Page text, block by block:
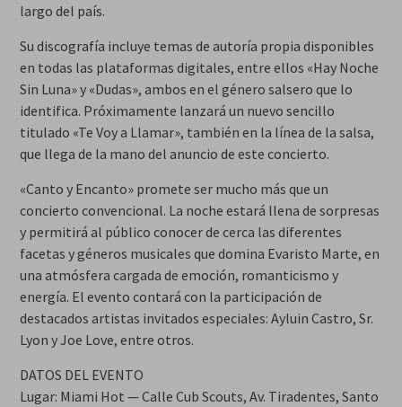
largo del país.
Su discografía incluye temas de autoría propia disponibles
en todas las plataformas digitales, entre ellos «Hay Noche
Sin Luna» y «Dudas», ambos en el género salsero que lo
identifica. Próximamente lanzará un nuevo sencillo
titulado «Te Voy a Llamar», también en la línea de la salsa,
que llega de la mano del anuncio de este concierto.
«Canto y Encanto» promete ser mucho más que un
concierto convencional. La noche estará llena de sorpresas
y permitirá al público conocer de cerca las diferentes
facetas y géneros musicales que domina Evaristo Marte, en
una atmósfera cargada de emoción, romanticismo y
energía. El evento contará con la participación de
destacados artistas invitados especiales: Ayluin Castro, Sr.
Lyon y Joe Love, entre otros.
DATOS DEL EVENTO
Lugar: Miami Hot — Calle Cub Scouts, Av. Tiradentes, Santo